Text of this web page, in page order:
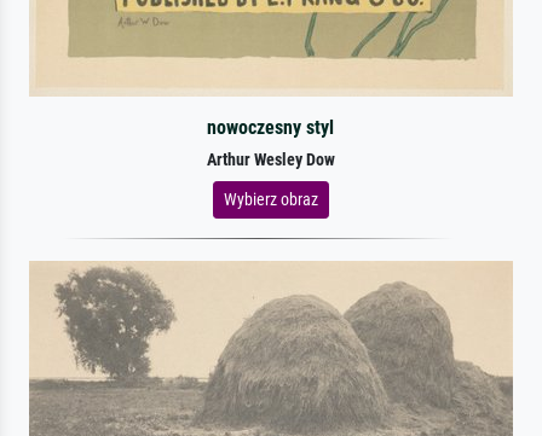
nowoczesny styl
Arthur Wesley Dow
Wybierz obraz